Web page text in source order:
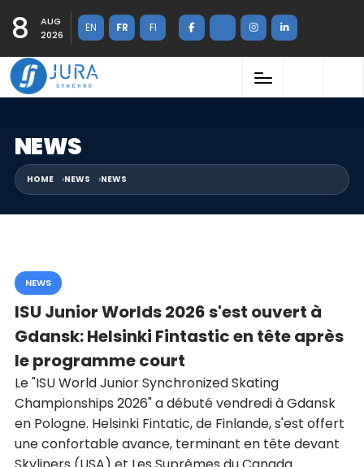
8
AUG
2026
EN FR FI
NEWS
HOME NEWS NEWS
NEWS
ISU Junior Worlds 2026 s'est ouvert à
Gdansk: Helsinki Fintastic en tête après
le programme court
Le "ISU World Junior Synchronized Skating
Championships 2026" a débuté vendredi à Gdansk
en Pologne. Helsinki Fintatic, de Finlande, s'est offert
une confortable avance, terminant en tête devant